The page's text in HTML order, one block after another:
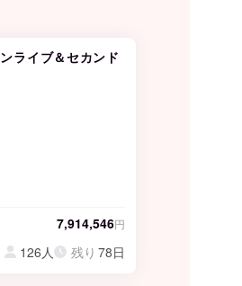
ライブ＆セカンド
7,914,546円
126人 残り 78日